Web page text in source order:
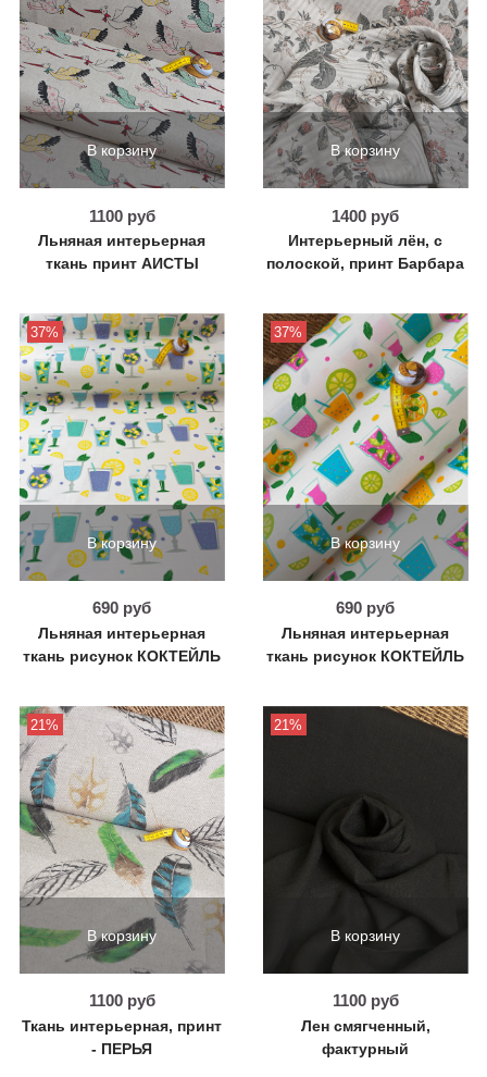
В корзину
1100 руб
Льняная интерьерная
ткань принт АИСТЫ
В корзину
1400 руб
Интерьерный лён, с
полоской, принт Барбара
В корзину
37%
690 руб
Льняная интерьерная
ткань рисунок КОКТЕЙЛЬ
В корзину
37%
690 руб
Льняная интерьерная
ткань рисунок КОКТЕЙЛЬ
В корзину
21%
1100 руб
Ткань интерьерная, принт
- ПЕРЬЯ
В корзину
21%
1100 руб
Лен смягченный,
фактурный